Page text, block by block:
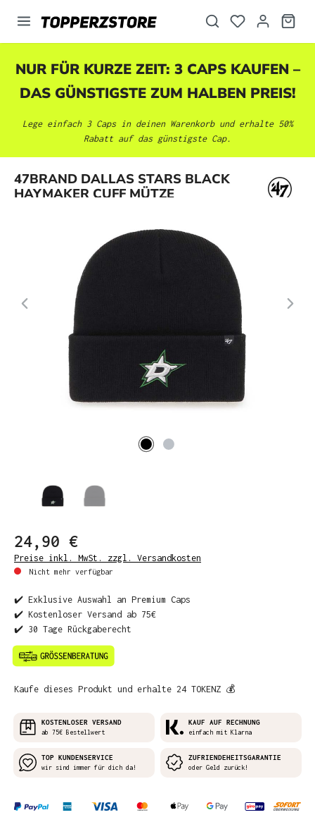
springen
NUR FÜR KURZE ZEIT: 3 CAPS KAUFEN –
DAS GÜNSTIGSTE ZUM HALBEN PREIS!
Lege einfach 3 Caps in deinen Warenkorb und erhalte 50%
Rabatt auf das günstigste Cap.
47BRAND DALLAS STARS BLACK
HAYMAKER CUFF MÜTZE
Bildergalerie überspringen
24,90 €
Preise inkl. MwSt. zzgl. Versandkosten
Nicht mehr verfügbar
✔️ Exklusive Auswahl an Premium Caps
✔️ Kostenloser Versand ab 75€
✔️ 30 Tage Rückgaberecht
Kaufe dieses Produkt und erhalte 24 TOKENZ 💰
KOSTENLOSER VERSAND
ab 75€ Bestellwert
KAUF AUF RECHNUNG
einfach mit Klarna
TOP KUNDENSERVICE
wir sind immer für dich da!
ZUFRIENDEHEITSGARANTIE
oder Geld zurück!